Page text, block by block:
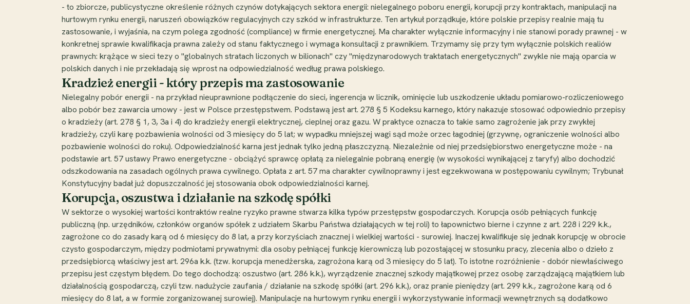
- to zbiorcze, publicystyczne określenie różnych czynów dotykających sektora energii: nielegalnego poboru energii, korupcji przy kontraktach, manipulacji na
hurtowym rynku energii, naruszeń obowiązków regulacyjnych czy szkód w infrastrukturze. Ten artykuł porządkuje, które polskie przepisy realnie mają tu
zastosowanie, i wyjaśnia, na czym polega zgodność (compliance) w firmie energetycznej. Ma charakter wyłącznie informacyjny i nie stanowi porady prawnej - w
konkretnej sprawie kwalifikacja prawna zależy od stanu faktycznego i wymaga konsultacji z prawnikiem. Trzymamy się przy tym wyłącznie polskich realiów
prawnych: krążące w sieci tezy o "globalnych stratach liczonych w bilionach" czy "międzynarodowych traktatach energetycznych" zwykle nie mają oparcia w
polskich danych i nie przekładają się wprost na odpowiedzialność według prawa polskiego.
Kradzież energii - który przepis ma zastosowanie
Nielegalny pobór energii - na przykład nieuprawnione podłączenie do sieci, ingerencja w licznik, ominięcie lub uszkodzenie układu pomiarowo-rozliczeniowego
albo pobór bez zawarcia umowy - jest w Polsce przestępstwem. Podstawą jest art. 278 § 5 Kodeksu karnego, który nakazuje stosować odpowiednio przepisy
o kradzieży (art. 278 § 1, 3, 3a i 4) do kradzieży energii elektrycznej, cieplnej oraz gazu. W praktyce oznacza to takie samo zagrożenie jak przy zwykłej
kradzieży, czyli karę pozbawienia wolności od 3 miesięcy do 5 lat; w wypadku mniejszej wagi sąd może orzec łagodniej (grzywnę, ograniczenie wolności albo
pozbawienie wolności do roku). Odpowiedzialność karna jest jednak tylko jedną płaszczyzną. Niezależnie od niej przedsiębiorstwo energetyczne może - na
podstawie art. 57 ustawy Prawo energetyczne - obciążyć sprawcę opłatą za nielegalnie pobraną energię (w wysokości wynikającej z taryfy) albo dochodzić
odszkodowania na zasadach ogólnych prawa cywilnego. Opłata z art. 57 ma charakter cywilnoprawny i jest egzekwowana w postępowaniu cywilnym; Trybunał
Konstytucyjny badał już dopuszczalność jej stosowania obok odpowiedzialności karnej.
Korupcja, oszustwa i działanie na szkodę spółki
W sektorze o wysokiej wartości kontraktów realne ryzyko prawne stwarza kilka typów przestępstw gospodarczych. Korupcja osób pełniących funkcję
publiczną (np. urzędników, członków organów spółek z udziałem Skarbu Państwa działających w tej roli) to łapownictwo bierne i czynne z art. 228 i 229 k.k.,
zagrożone co do zasady karą od 6 miesięcy do 8 lat, a przy korzyściach znacznej i wielkiej wartości - surowiej. Inaczej kwalifikuje się jednak korupcję w obrocie
czysto gospodarczym, między podmiotami prywatnymi: dla osoby pełniącej funkcję kierowniczą lub pozostającej w stosunku pracy, zlecenia albo o dzieło z
przedsiębiorcą właściwy jest art. 296a k.k. (tzw. korupcja menedżerska, zagrożona karą od 3 miesięcy do 5 lat). To istotne rozróżnienie - dobór niewłaściwego
przepisu jest częstym błędem. Do tego dochodzą: oszustwo (art. 286 k.k.), wyrządzenie znacznej szkody majątkowej przez osobę zarządzającą majątkiem lub
działalnością gospodarczą, czyli tzw. nadużycie zaufania / działanie na szkodę spółki (art. 296 k.k.), oraz pranie pieniędzy (art. 299 k.k., zagrożone karą od 6
miesięcy do 8 lat, a w formie zorganizowanej surowiej). Manipulacje na hurtowym rynku energii i wykorzystywanie informacji wewnętrznych są dodatkowo